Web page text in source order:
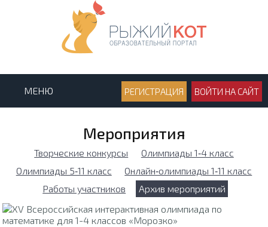
МЕНЮ РЕГИСТРАЦИЯ ВОЙТИ НА САЙТ
Мероприятия
Творческие конкурсы
Олимпиады 1‑4 класс
Олимпиады 5‑11 класс
Онлайн‑олимпиады 1‑11 класс
Работы участников
Архив мероприятий